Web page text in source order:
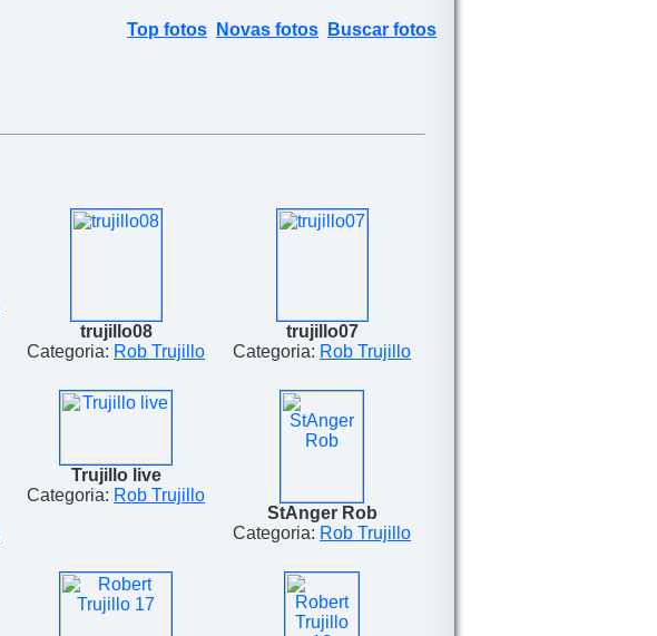
Top fotos Novas fotos Buscar fotos
trujillo08
Categoria: Rob Trujillo
trujillo07
Categoria: Rob Trujillo
Trujillo live
Categoria: Rob Trujillo
StAnger Rob
Categoria: Rob Trujillo